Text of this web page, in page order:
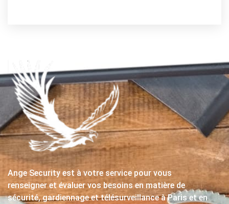
Ange Security est à votre service pour vous
renseigner et évaluer vos besoins en matière de
sécurité, gardiennage et télésurveillance à Paris et en